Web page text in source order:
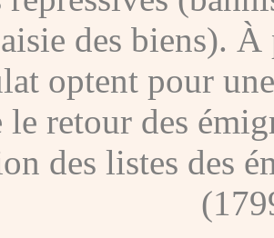
des biens).
optent pour
le retour des
des listes des